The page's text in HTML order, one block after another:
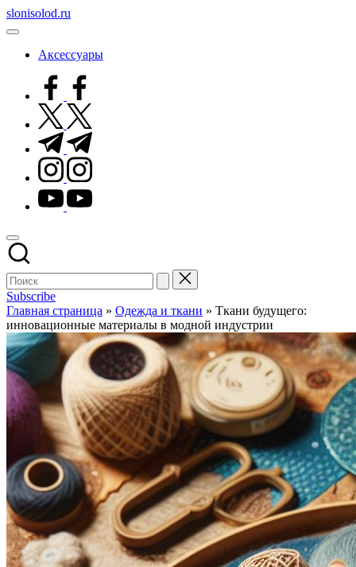
Перейти
к
slonisolod.ru
Аксессуары
facebook.com
twitter.com
t.me
instagram.com
youtube.com
Subscribe
Главная страница » Одежда и ткани » Ткани будущего:
инновационные материалы в модной индустрии